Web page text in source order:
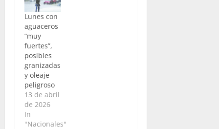
Lunes con
aguaceros
“muy
fuertes”,
posibles
granizadas
y oleaje
peligroso
13 de abril
de 2026
In
"Nacionales"